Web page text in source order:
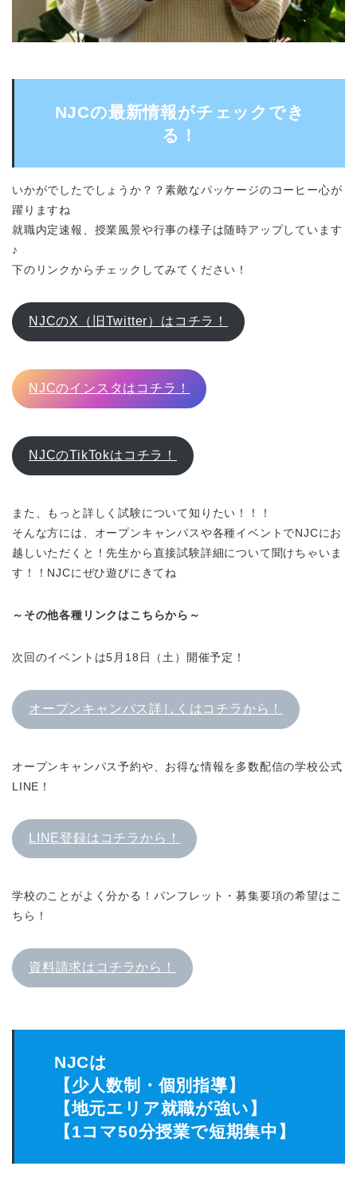
NJCの最新情報がチェックでき
る！
いかがでしたでしょうか？？素敵なパッケージのコーヒー心が
躍りますね
就職内定速報、授業風景や行事の様子は随時アップしています
♪
下のリンクからチェックしてみてください！
NJCのX（旧Twitter）はコチラ！
NJCのインスタはコチラ！
NJCのTikTokはコチラ！
また、もっと詳しく試験について知りたい！！！
そんな方には、オープンキャンパスや各種イベントでNJCにお
越しいただくと！先生から直接試験詳細について聞けちゃいま
す！！ NJCにぜひ遊びにきてね
～その他各種リンクはこちらから～
次回のイベントは5月18日（土）開催予定！
オープンキャンパス詳しくはコチラから！
オープンキャンパス予約や、お得な情報を多数配信の学校公式
LINE！
LINE登録はコチラから！
学校のことがよく分かる！パンフレット・募集要項の希望はこ
ちら！
資料請求はコチラから！
NJCは
【少人数制・個別指導】
【地元エリア就職が強い】
【1コマ50分授業で短期集中】